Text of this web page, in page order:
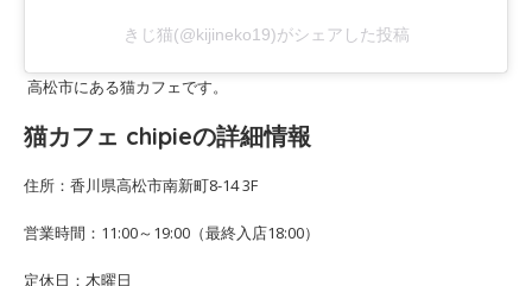
きじ猫(@kijineko19)がシェアした投稿
高松市にある猫カフェです。
猫カフェ chipieの詳細情報
住所：香川県高松市南新町8-14 3F
営業時間：11:00～19:00（最終入店18:00）
定休日：木曜日